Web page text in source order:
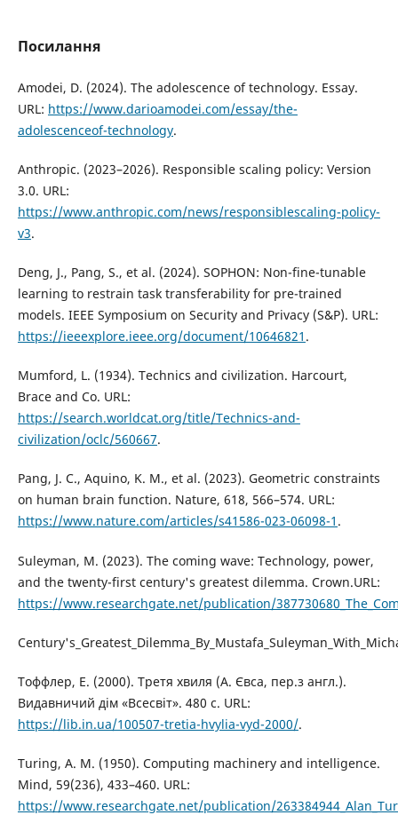
Посилання
Amodei, D. (2024). The adolescence of technology. Essay.
URL: https://www.darioamodei.com/essay/the-
adolescenceof-technology.
Anthropic. (2023–2026). Responsible scaling policy: Version
3.0. URL:
https://www.anthropic.com/news/responsiblescaling-policy-
v3.
Deng, J., Pang, S., et al. (2024). SOPHON: Non-fine-tunable
learning to restrain task transferability for pre-trained
models. IEEE Symposium on Security and Privacy (S&P). URL:
https://ieeexplore.ieee.org/document/10646821 .
Mumford, L. (1934). Technics and civilization. Harcourt,
Brace and Co. URL:
https://search.worldcat.org/title/Technics-and-
civilization/oclc/560667.
Pang, J. C., Aquino, K. M., et al. (2023). Geometric constraints
on human brain function. Nature, 618, 566–574. URL:
https://www.nature.com/articles/s41586-023-06098-1 .
Suleyman, M. (2023). The coming wave: Technology, power,
and the twenty-first century's greatest dilemma. Crown.URL:
https://www.researchgate.net/publication/
Тоффлер, Е. (2000). Третя хвиля (А. Євса, пер.з англ.).
Видавничий дім «Всесвіт». 480 с. URL:
https://lib.in.ua/100507-tretia-hvylia-vyd-2000/.
Turing, A. M. (1950). Computing machinery and intelligence.
Mind, 59(236), 433–460. URL:
https://www.researchgate.net/publication/